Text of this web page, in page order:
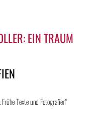
EIN TRAUM
Texte und Fotografien"